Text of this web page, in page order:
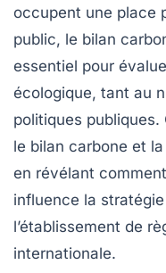
occupent une place
public, le bilan
essentiel pour
écologique, tant au
politiques
le bilan carbone et la
en révélant
influence la
l’établissement de
internationale.